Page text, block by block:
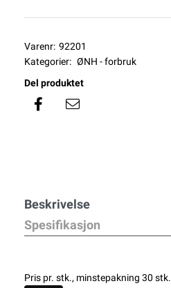
Varenr: 92201
Kategorier: ØNH - forbruk
Del produktet
Beskrivelse
Spesifikasjon
Pris pr. stk., minstepakning 30 stk.